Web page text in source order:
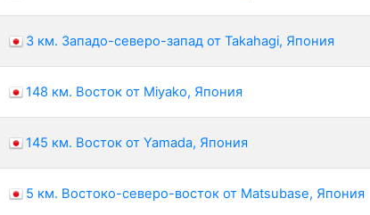
3 км. Западо-северо-запад от Takahagi, Япония
148 км. Восток от Miyako, Япония
145 км. Восток от Yamada, Япония
5 км. Востоко-северо-восток от Matsubase, Япония